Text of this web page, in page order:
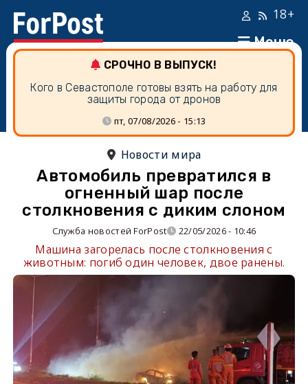
Меню
18+
СРОЧНО В ВЫПУСК!
Кого в Севастополе готовы взять на работу для
защиты города от дронов
пт, 07/08/2026 - 15:13
Новости мира
Автомобиль превратился в
огненный шар после
столкновения с диким слоном
Служба новостей ForPost 22/05/2026 - 10:46
Машина загорелась после столкновения с
животным: погиб один человек, двое ранены.